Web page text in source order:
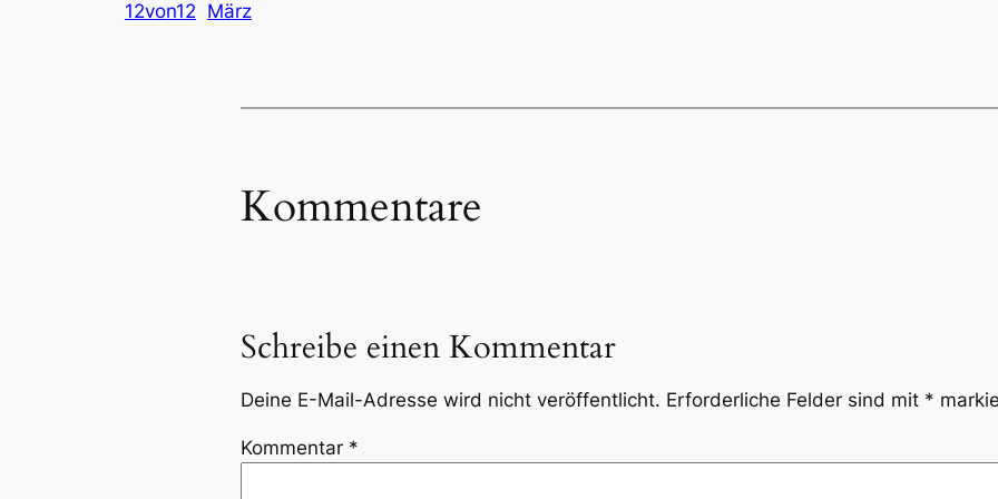
12von12 März
Kommentare
Schreibe einen Kommentar
Deine E-Mail-Adresse wird nicht veröffentlicht. Erforderliche Felder sind mit *
Kommentar *